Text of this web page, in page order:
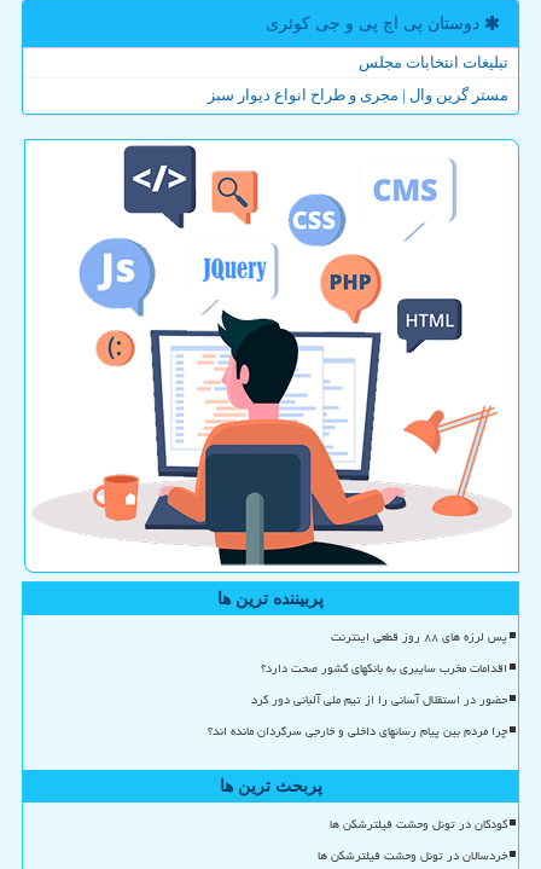
دوستان پی اچ پی و جی كوئری
تبلیغات انتخابات مجلس
مستر گرین وال | مجری و طراح انواع دیوار سبز
پربیننده ترین ها
پس لرزه های ۸۸ روز قطعی اینترنت
اقدامات مخرب سایبری به بانکهای کشور صحت دارد؟
حضور در استقلال آسانی را از تیم ملی آلبانی دور کرد
چرا مردم بین پیام رسانهای داخلی و خارجی سرگردان مانده اند؟
پربحث ترین ها
کودکان در تونل وحشت فیلترشکن ها
خردسالان در تونل وحشت فیلترشکن ها